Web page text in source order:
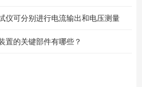
仪可分别进行电流输出和电压测量
置的关键部件有哪些？